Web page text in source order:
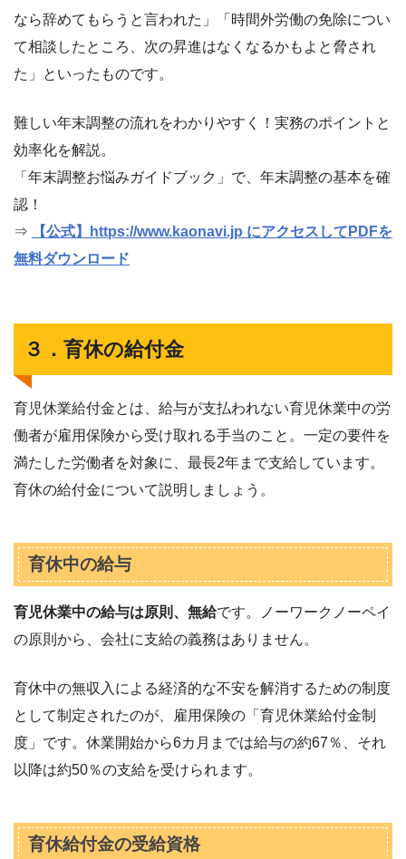
なら辞めてもらうと言われた」「時間外労働の免除につい
て相談したところ、次の昇進はなくなるかもよと脅され
た」といったものです。
難しい年末調整の流れをわかりやすく！実務のポイントと
効率化を解説。
「年末調整お悩みガイドブック」で、年末調整の基本を確
認！
⇒
【公式】https://www.kaonavi.jp にアクセスしてPDFを
無料ダウンロード
３．育休の給付金
育児休業給付金とは、給与が支払われない育児休業中の労
働者が雇用保険から受け取れる手当のこと。一定の要件を
満たした労働者を対象に、最長2年まで支給しています。
育休の給付金について説明しましょう。
育休中の給与
育児休業中の給与は原則、無給です。ノーワークノーペイ
の原則から、会社に支給の義務はありません。
育休中の無収入による経済的な不安を解消するための制度
として制定されたのが、雇用保険の「育児休業給付金制
度」です。休業開始から6カ月までは給与の約67％、それ
以降は約50％の支給を受けられます。
育休給付金の受給資格